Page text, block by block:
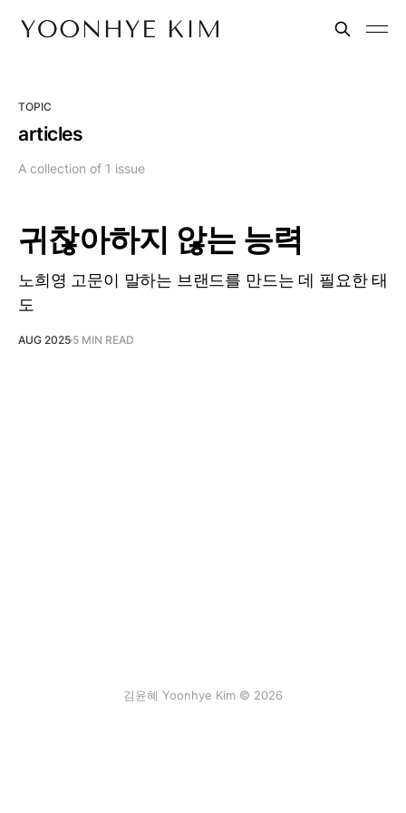
TOPIC
articles
A collection of 1 issue
귀찮아하지 않는 능력
노희영 고문이 말하는 브랜드를 만드는 데 필요한 태
도
AUG 2025 5 MIN READ
김윤혜 Yoonhye Kim © 2026